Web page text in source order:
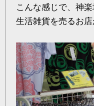
こんな感じで、神
生活雑貨を売るお店